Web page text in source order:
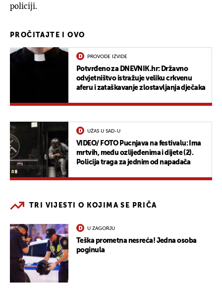
policiji.
PROČITAJTE I OVO
PROVODE IZVIDE
Potvrđeno za DNEVNIK.hr: Državno
odvjetništvo istražuje veliku crkvenu
aferu i zataškavanje zlostavljanja dječaka
UŽAS U SAD-U
VIDEO/ FOTO Pucnjava na festivalu: Ima
mrtvih, među ozlijeđenima i dijete (2).
Policija traga za jednim od napadača
TRI VIJESTI O KOJIMA SE PRIČA
U ZAGORJU
Teška prometna nesreća! Jedna osoba
poginula